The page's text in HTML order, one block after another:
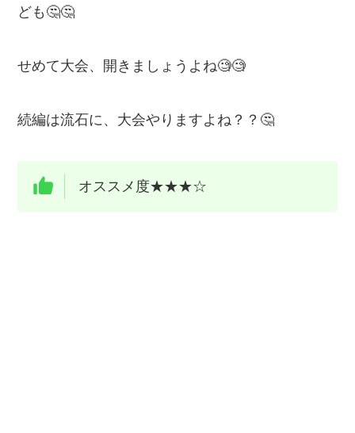
ども🤔🤔
せめて大会、開きましょうよね🧐🧐
続編は流石に、大会やりますよね？？🤔
オススメ度★★★☆